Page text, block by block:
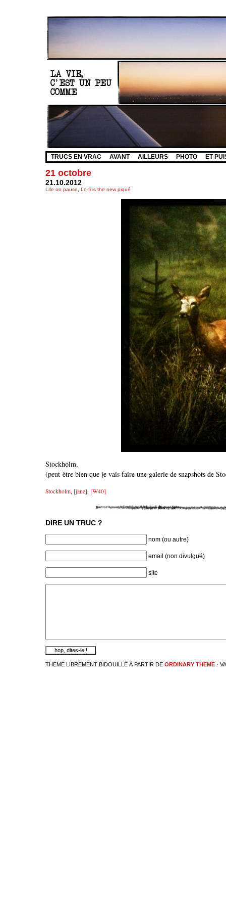
TRUCS EN VRAC AVANT AILLEURS PHOTO ET
21 octobre
21.10.2012
Life on pause Lo-fi is the new piqué
Stockholm.
(peut-être bien que je vais faire une galerie de snapshots de
Stockholm, [jane], [W40]
DIRE UN TRUC ?
nom (ou autre)
email (non divulgué)
site
THEME LIBREMENT BIDOUILLÉ À PARTIR DE ORDINARY THEME ·